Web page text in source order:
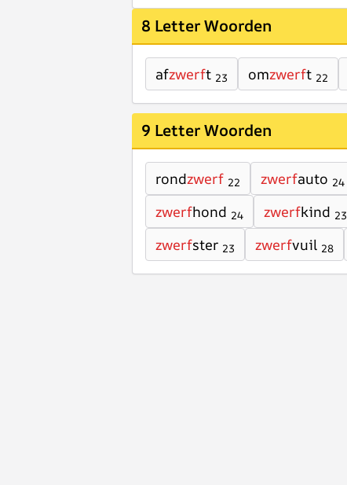
8 Letter Woorden
afzwerft 23 omzwerft 22
9 Letter Woorden
rondzwerf 22 zwerfauto 24
zwerfhond 24 zwerfkind 23
zwerfster 23 zwerfvuil 28